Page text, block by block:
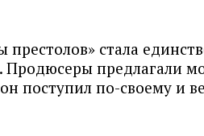
стала
Продюсеры предлагали
поступил по-своему и